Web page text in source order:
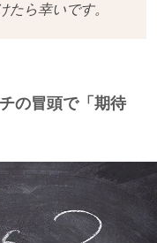
たら幸いです。
の冒頭で「期待